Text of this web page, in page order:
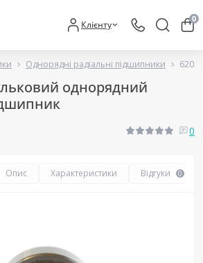
Клієнту 0
Однорядні радіальні підшипники 6203
однорядний
0
Опис Характеристики Відгуки 0